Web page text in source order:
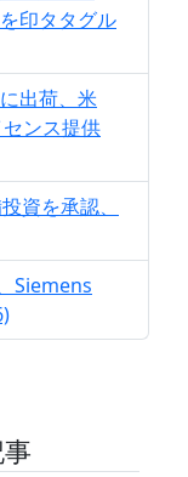
印タタグル
出荷、米
ンス提供
資を承認、
Siemens